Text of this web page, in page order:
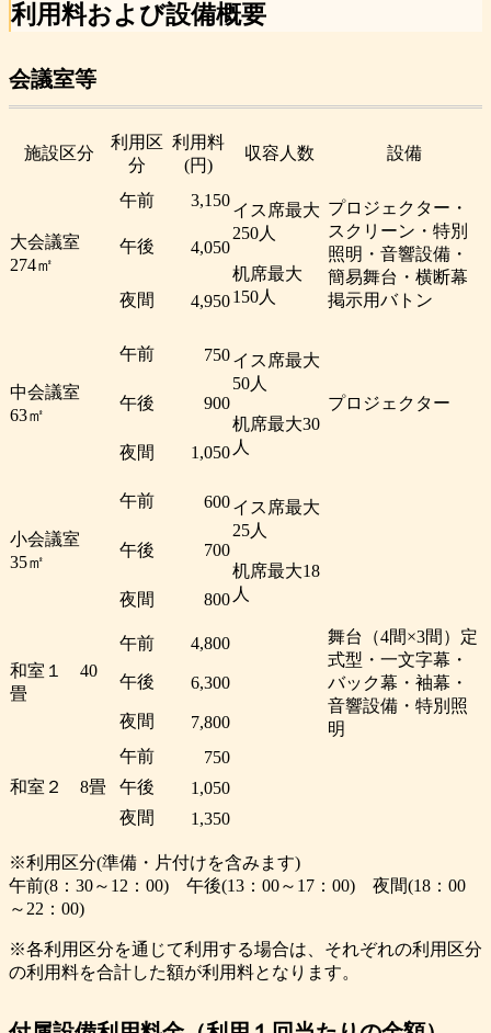
利用料および設備概要
会議室等
施設区分
利用区
分
利用料
(円)
収容人数 設備
大会議室
274㎡
午前 3,150
イス席最大
250人
机席最大
150人
プロジェクター・
スクリーン・特別
照明・音響設備・
簡易舞台・横断幕
掲示用バトン
午後 4,050
夜間 4,950
中会議室
63㎡
午前 750イス席最大
50人
机席最大30
人
プロジェクター
午後 900
夜間 1,050
小会議室
35㎡
午前 600イス席最大
25人
机席最大18
人
午後 700
夜間 800
和室１ 40
畳
午前 4,800
舞台（4間×3間）定
式型・一文字幕・
バック幕・袖幕・
音響設備・特別照
明
午後 6,300
夜間 7,800
和室２ 8畳
午前
750
午後
1,050
夜間
1,350
※利用区分(準備・片付けを含みます)
午前(8：30～12：00) 午後(13：00～17：00) 夜間(18：00
～22：00)
※各利用区分を通じて利用する場合は、それぞれの利用区分
の利用料を合計した額が利用料となります。